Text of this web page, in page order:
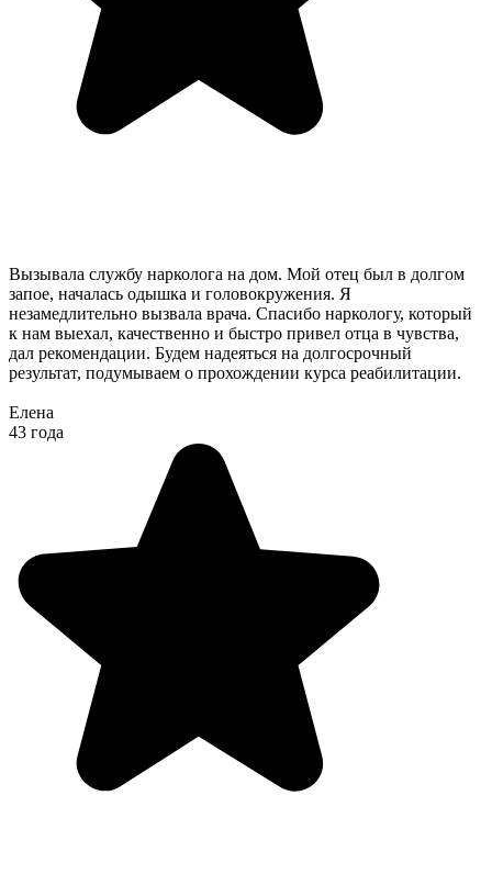
Вызывала службу нарколога на дом. Мой отец был в долгом
запое, началась одышка и головокружения. Я
незамедлительно вызвала врача. Спасибо наркологу, который
к нам выехал, качественно и быстро привел отца в чувства,
дал рекомендации. Будем надеяться на долгосрочный
результат, подумываем о прохождении курса реабилитации.
Елена
43 года